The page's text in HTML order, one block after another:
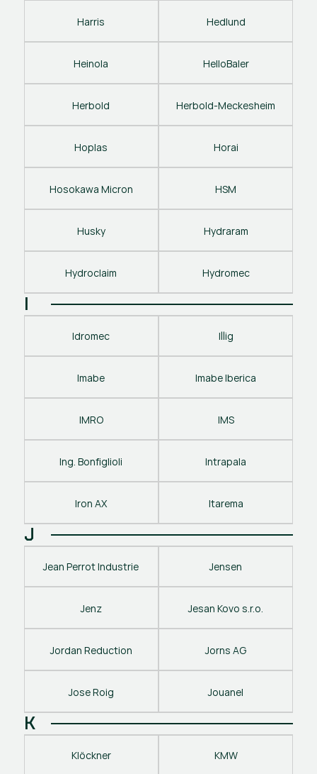
Harris Hedlund
Heinola HelloBaler
Herbold Herbold-Meckesheim
Hoplas Horai
Hosokawa Micron HSM
Husky Hydraram
Hydroclaim Hydromec
I
Idromec Illig
Imabe Imabe Iberica
IMRO IMS
Ing. Bonfiglioli Intrapala
Iron AX Itarema
J
Jean Perrot Industrie Jensen
Jenz Jesan Kovo s.r.o.
Jordan Reduction Jorns AG
Jose Roig Jouanel
K
Klöckner KMW